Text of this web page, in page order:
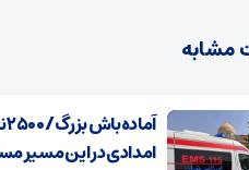
مشابه
امدادی در این مسیر